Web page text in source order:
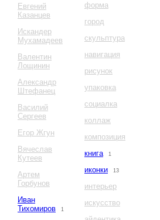
Евгений
Казанцев
Искандер
Мухамадеев
Валентин
Лощинин
Александр
Штефанец
Василий
Сергеев
Егор Жгун
Вячеслав
Кутеев
Артем
Горбунов
Иван
Тихомиров
1
форма
город
скульптура
навигация
рисунок
упаковка
социалка
коллаж
композиция
книга
1
иконки 13
интерьер
искусство